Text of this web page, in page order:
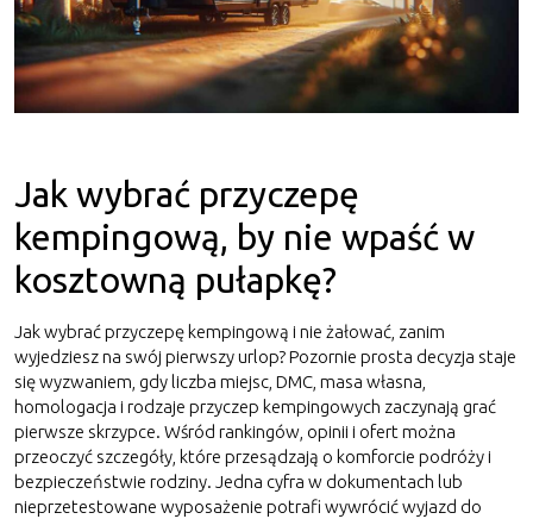
Jak wybrać przyczepę
kempingową, by nie wpaść w
kosztowną pułapkę?
Jak wybrać przyczepę kempingową i nie żałować, zanim
wyjedziesz na swój pierwszy urlop? Pozornie prosta decyzja staje
się wyzwaniem, gdy liczba miejsc, DMC, masa własna,
homologacja i rodzaje przyczep kempingowych zaczynają grać
pierwsze skrzypce. Wśród rankingów, opinii i ofert można
przeoczyć szczegóły, które przesądzają o komforcie podróży i
bezpieczeństwie rodziny. Jedna cyfra w dokumentach lub
nieprzetestowane wyposażenie potrafi wywrócić wyjazd do